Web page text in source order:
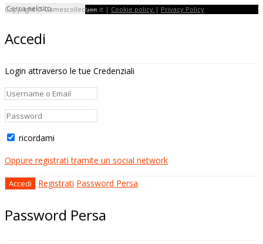
Copyright © Gamescollection.it | Cookie policy | Privacy Policy
Accedi
Login attraverso le tue Credenziali
ricordami
Oppure registrati tramite un social network
Registrati Password Persa
Password Persa